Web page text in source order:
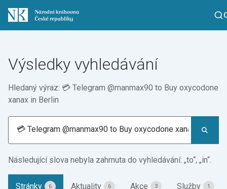
Výsledky vyhledávání
Hledaný výraz: 💳 Telegram @manmax90 to Buy oxycodone
xanax in Berlin
Následující slova nebyla zahrnuta do vyhledávání: „to“, „in“.
Stránky 6 Aktuality 6 Akce 3 Služby 1